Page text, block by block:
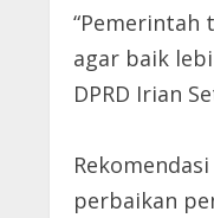
“Pemerintah
agar baik
DPRD Irian
perbaikan